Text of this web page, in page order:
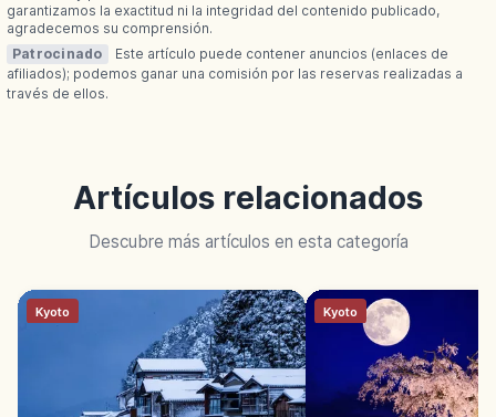
garantizamos la exactitud ni la integridad del contenido publicado,
agradecemos su comprensión.
Patrocinado
Este artículo puede contener anuncios (enlaces de
afiliados); podemos ganar una comisión por las reservas realizadas a
través de ellos.
Artículos relacionados
Descubre más artículos en esta categoría
Kyoto Kyoto